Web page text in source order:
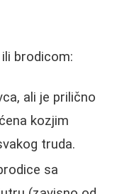
brodicom:
ali je prilično
kozjim
truda.
sa